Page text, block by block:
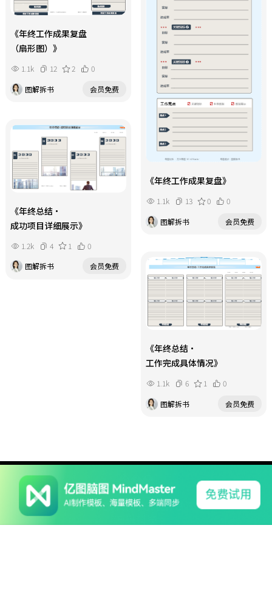
《年终工作成果复盘》
1.1k 13 0
0
图解拆书
会员免费
《年终工作成果复盘
（扇形图）》
1.1k 12 2
0
图解拆书
会员免费
《年终总结・
成功项目详细展示》
1.2k 4 1
0
图解拆书
会员免费
《年终总结・
工作完成具体情况》
1.1k 6 1
0
图解拆书
会员免费